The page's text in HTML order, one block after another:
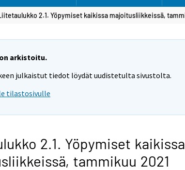
2.1. Yöpymiset kaikissa majoitusliikkeissä,
arkistoitu.
julkaistut tiedot löydät uudistetulta sivustolta.
tilastosivulle
2.1. Yöpymiset kaikissa
tammikuu 2021